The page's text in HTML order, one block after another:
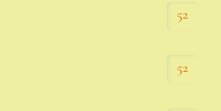
52
52